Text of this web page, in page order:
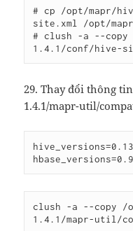
# cp /opt/mapr/
site.xml /opt/
# clush -a --copy
29. Thay đổi thông
1.4.1/mapr-util/
clush -a --copy /
1.4.1/mapr-util/